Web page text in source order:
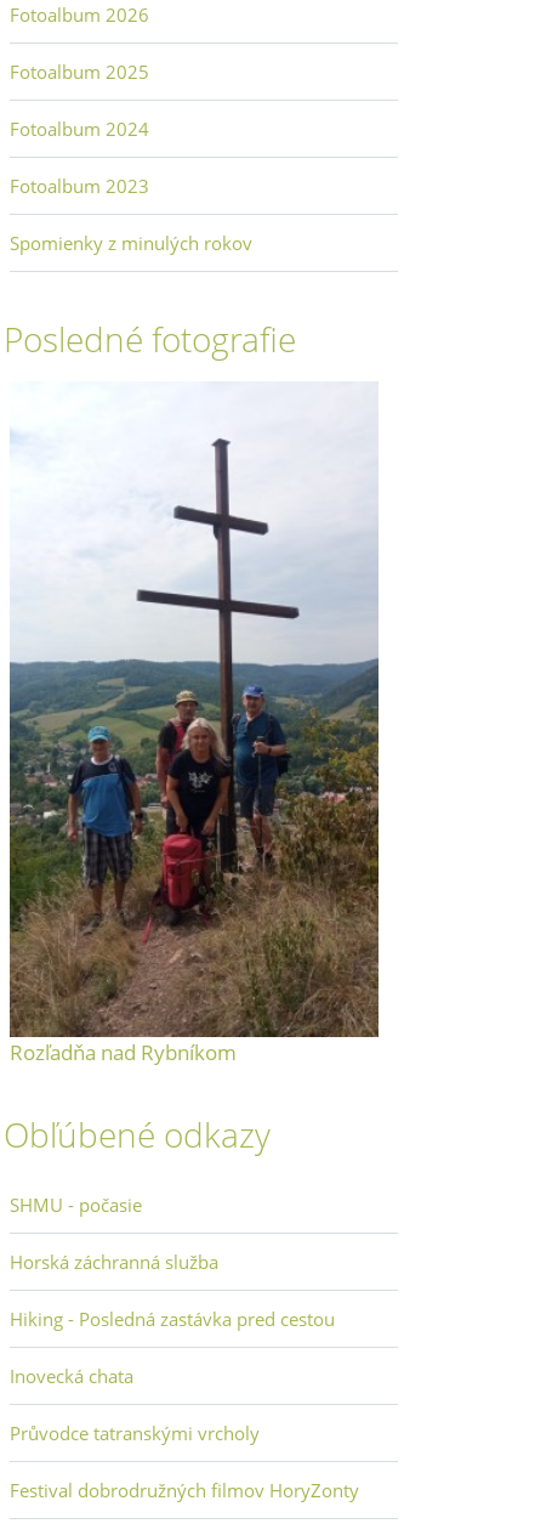
Fotoalbum 2026
Fotoalbum 2025
Fotoalbum 2024
Fotoalbum 2023
Spomienky z minulých rokov
Posledné fotografie
Rozľadňa nad Rybníkom
Obľúbené odkazy
SHMU - počasie
Horská záchranná služba
Hiking - Posledná zastávka pred cestou
Inovecká chata
Průvodce tatranskými vrcholy
Festival dobrodružných filmov HoryZonty